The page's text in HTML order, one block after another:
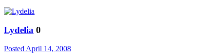
Lydelia 0
Posted April 14, 2008